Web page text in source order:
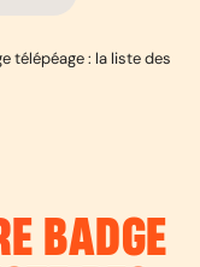
télépéage : la liste des
BADGE